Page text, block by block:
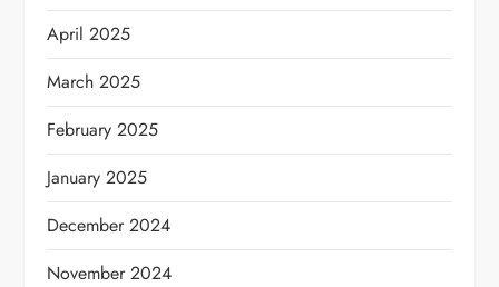
April 2025
March 2025
February 2025
January 2025
December 2024
November 2024